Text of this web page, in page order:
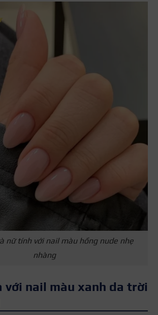
nữ tính với nail màu hồng nude nhẹ
nhàng
với nail màu xanh da trời